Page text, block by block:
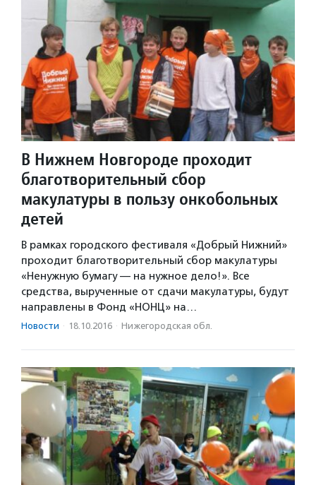
В Нижнем Новгороде проходит
благотворительный сбор
макулатуры в пользу онкобольных
детей
В рамках городского фестиваля «Добрый Нижний»
проходит благотворительный сбор макулатуры
«Ненужную бумагу — на нужное дело!». Все
средства, вырученные от сдачи макулатуры, будут
направлены в Фонд «НОНЦ» на…
Новости · 18.10.2016 · Нижегородская обл.